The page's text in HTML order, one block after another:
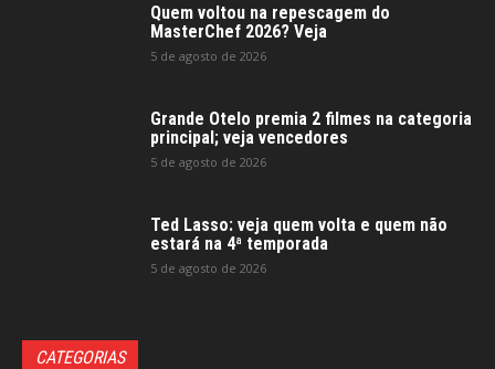
Quem voltou na repescagem do
MasterChef 2026? Veja
5 de agosto de 2026
Grande Otelo premia 2 filmes na categoria
principal; veja vencedores
5 de agosto de 2026
Ted Lasso: veja quem volta e quem não
estará na 4ª temporada
5 de agosto de 2026
CATEGORIAS